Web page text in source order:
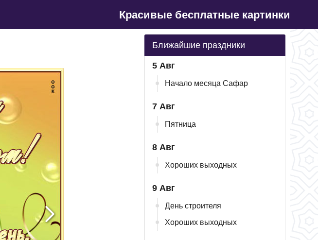
Красивые бесплатные картинки
Ближайшие праздники
5 Авг
Начало месяца Сафар
7 Авг
Пятница
8 Авг
Хороших выходных
9 Авг
День строителя
Хороших выходных